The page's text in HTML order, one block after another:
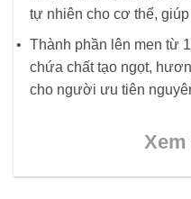
tự nhiên cho cơ thể,
Thành phần lên men từ
chứa chất tạo ngọt,
cho người ưu tiên